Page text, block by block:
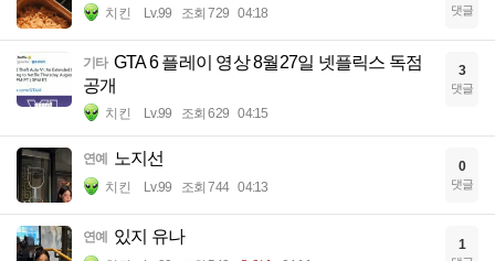
치킨 Lv.99 조회 729 04:18 댓글
기타 GTA 6 플레이 영상 8월27일 넷플릭스 독점
공개
치킨 Lv.99 조회 629 04:15
3
댓글
연예 노지선
치킨 Lv.99 조회 744 04:13
0
댓글
연예 있지 유나 1